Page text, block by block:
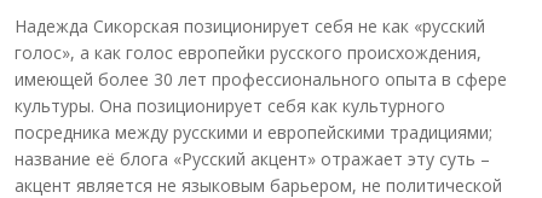
Надежда Сикорская позиционирует себя не как «русский
голос», а как голос европейки русского происхождения,
имеющей более 30 лет профессионального опыта в сфере
культуры. Она позиционирует себя как культурного
посредника между русскими и европейскими традициями;
название её блога «Русский акцент» отражает эту суть –
акцент является не языковым барьером, не политической